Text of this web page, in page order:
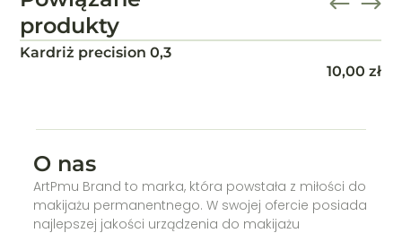
produkty
Szkło powiększające na okulary
100,00
O nas
ArtPmu Brand to marka, która powstała z miłości do
makijażu permanentnego. W swojej ofercie posiada
najlepszej jakości urządzenia do makijażu